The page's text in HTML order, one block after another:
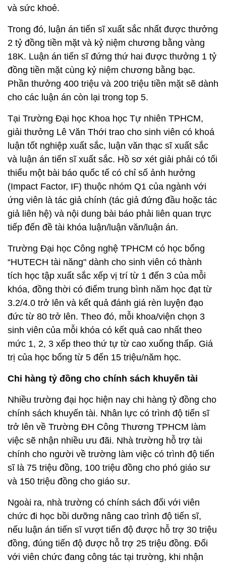
và sức khoẻ.
Trong đó, luận án tiến sĩ xuất sắc nhất được thưởng
2 tỷ đồng tiền mặt và kỷ niệm chương bằng vàng
18K. Luận án tiến sĩ đứng thứ hai được thưởng 1 tỷ
đồng tiền mặt cùng kỷ niệm chương bằng bạc.
Phần thưởng 400 triệu và 200 triệu tiền mặt sẽ dành
cho các luận án còn lại trong top 5.
Tại Trường Đại học Khoa học Tự nhiên TPHCM,
giải thưởng Lê Văn Thới trao cho sinh viên có khoá
luận tốt nghiệp xuất sắc, luận văn thạc sĩ xuất sắc
và luận án tiến sĩ xuất sắc. Hồ sơ xét giải phải có tối
thiểu một bài báo quốc tế có chỉ số ảnh hưởng
(Impact Factor, IF) thuộc nhóm Q1 của ngành với
ứng viên là tác giả chính (tác giả đứng đầu hoặc tác
giả liên hệ) và nội dung bài báo phải liên quan trực
tiếp đến đề tài khóa luận/luận văn/luận án.
Trường Đại học Công nghệ TPHCM có học bổng
“HUTECH tài năng" dành cho sinh viên có thành
tích học tập xuất sắc xếp vị trí từ 1 đến 3 của mỗi
khóa, đồng thời có điểm trung bình năm học đạt từ
3.2/4.0 trở lên và kết quả đánh giá rèn luyện đạo
đức từ 80 trở lên. Theo đó, mỗi khoa/viện chọn 3
sinh viên của mỗi khóa có kết quả cao nhất theo
mức 1, 2, 3 xếp theo thứ tự từ cao xuống thấp. Giá
trị của học bổng từ 5 đến 15 triệu/năm học.
Chi hàng tỷ đồng cho chính sách khuyến tài
Nhiều trường đại học hiện nay chi hàng tỷ đồng cho
chính sách khuyến tài. Nhân lực có trình độ tiến sĩ
trở lên về Trường ĐH Công Thương TPHCM làm
việc sẽ nhận nhiều ưu đãi. Nhà trường hỗ trợ tài
chính cho người về trường làm việc có trình độ tiến
sĩ là 75 triệu đồng, 100 triệu đồng cho phó giáo sư
và 150 triệu đồng cho giáo sư.
Ngoài ra, nhà trường có chính sách đối với viên
chức đi học bồi dưỡng nâng cao trình độ tiến sĩ,
nếu luận án tiến sĩ vượt tiến độ được hỗ trợ 30 triệu
đồng, đúng tiến độ được hỗ trợ 25 triệu đồng. Đối
với viên chức đang công tác tại trường, khi nhận